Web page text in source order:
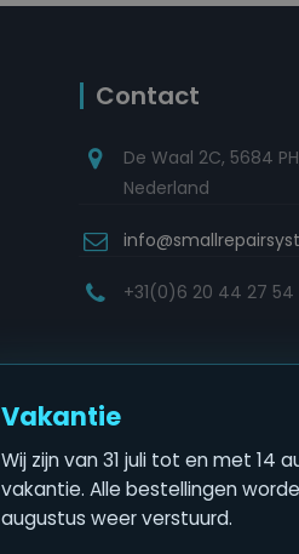
Contact
De Waal 2C, 5684
Nederland
+31(0)6 20 44 27 54
Vakantie
Wij zijn van 31 juli tot en met 14
vakantie. Alle bestellingen
augustus weer verstuurd.